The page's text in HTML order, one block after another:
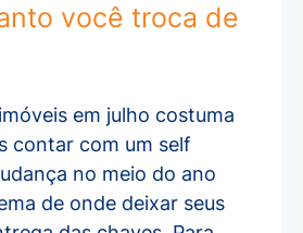
você troca de
em julho costuma
contar com um self
no meio do ano
de onde deixar seus